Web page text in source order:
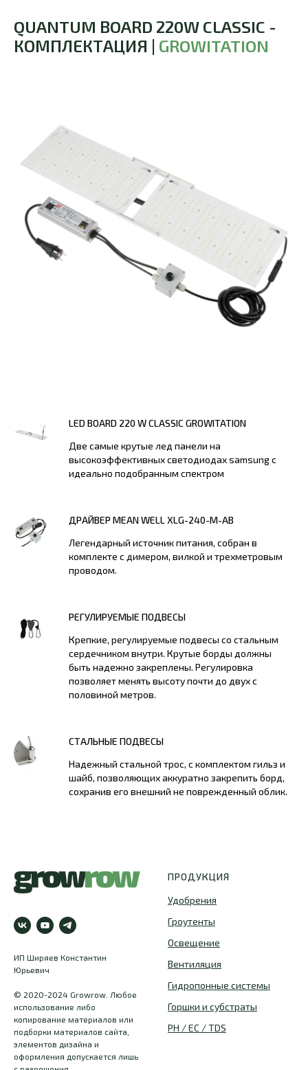
QUANTUM BOARD 220W CLASSIC -
КОМПЛЕКТАЦИЯ | GROWITATION
LED BOARD 220 W CLASSIC GROWITATION
Две самые крутые лед панели на
высокоэффективных светодиодах samsung с
идеально подобранным спектром
ДРАЙВЕР MEAN WELL XLG-240-M-AB
Легендарный источник питания, собран в
комплекте с димером, вилкой и трехметровым
проводом.
РЕГУЛИРУЕМЫЕ ПОДВЕСЫ
Крепкие, регулируемые подвесы со стальным
сердечником внутри. Крутые борды должны
быть надежно закреплены. Регулировка
позволяет менять высоту почти до двух с
половиной метров.
СТАЛЬНЫЕ ПОДВЕСЫ
Надежный стальной трос, с комплектом гильз и
шайб, позволяющих аккуратно закрепить борд,
сохранив его внешний не поврежденный облик.
ИП Ширяев Константин
Юрьевич
© 2020-2024 Growrow. Любое
использование либо
копирование материалов или
подборки материалов сайта,
элементов дизайна и
оформления допускается лишь
ПРОДУКЦИЯ
Удобрения
Гроутенты
Освещение
Вентиляция
Гидропонные системы
Горшки и субстраты
PH / EC / TDS